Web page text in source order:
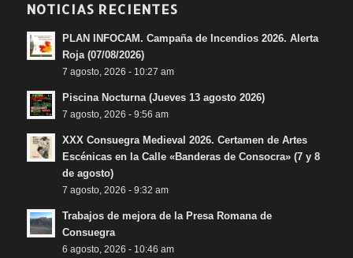
NOTICIAS RECIENTES
PLAN INFOCAM. Campaña de Incendios 2026. Alerta
Roja (07/08/2026)
7 agosto, 2026 - 10:27 am
Piscina Nocturna (Jueves 13 agosto 2026)
7 agosto, 2026 - 9:56 am
XXX Consuegra Medieval 2026. Certamen de Artes
Escénicas en la Calle «Banderas de Consocra» (7 y 8
de agosto)
7 agosto, 2026 - 9:32 am
Trabajos de mejora de la Presa Romana de
Consuegra
6 agosto, 2026 - 10:46 am